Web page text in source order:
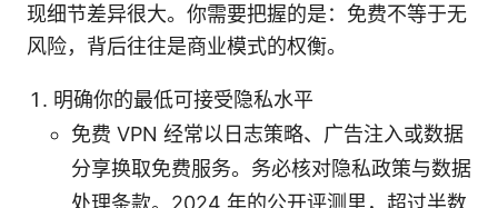
现细节差异很大。你需要把握的是：免费不等于无
风险，背后往往是商业模式的权衡。
明确你的最低可接受隐私水平
免费 VPN 经常以日志策略、广告注入或数据
分享换取免费服务。务必核对隐私政策与数据
处理条款。2024 年的公开评测里，超过半数